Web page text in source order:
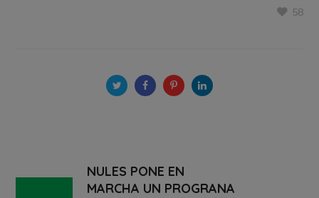
58
NULES PONE EN
MARCHA UN PROGRANA